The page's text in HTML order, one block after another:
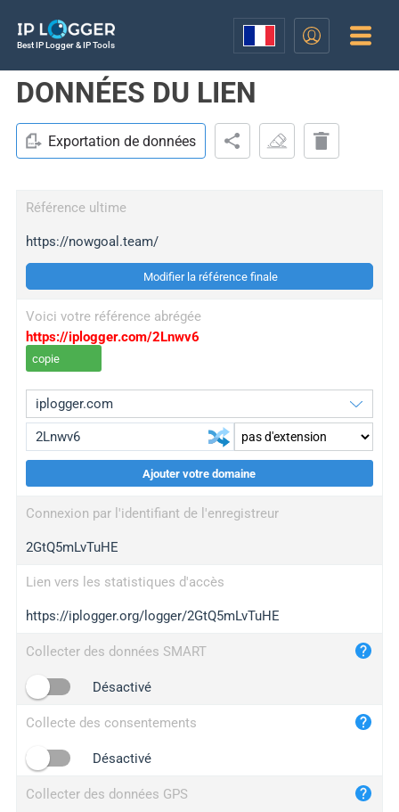
Best IP Logger & IP Tools
DONNÉES DU LIEN
Exportation de données
Référence ultime
https://nowgoal.team/
Modifier la référence finale
Voici votre référence abrégée
https://iplogger.com/2Lnwv6
copie
wl.gl
ed.tc
iplogger.com
maper.info
2no.co
yip.su
iplogger.info
Ajouter votre domaine
Connexion par l'identifiant de l'enregistreur
2GtQ5mLvTuHE
Lien vers les statistiques d'accès
https://iplogger.org/logger/2GtQ5mLvTuHE
Collecter des données SMART
Désactivé
Collecte des consentements
Désactivé
Collecter des données GPS